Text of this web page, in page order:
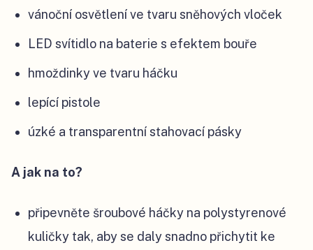
vánoční osvětlení ve tvaru sněhových vloček
LED svítidlo na baterie s efektem bouře
hmoždinky ve tvaru háčku
lepící pistole
úzké a transparentní stahovací pásky
A jak na to?
připevněte šroubové háčky na polystyrenové
kuličky tak, aby se daly snadno přichytit ke